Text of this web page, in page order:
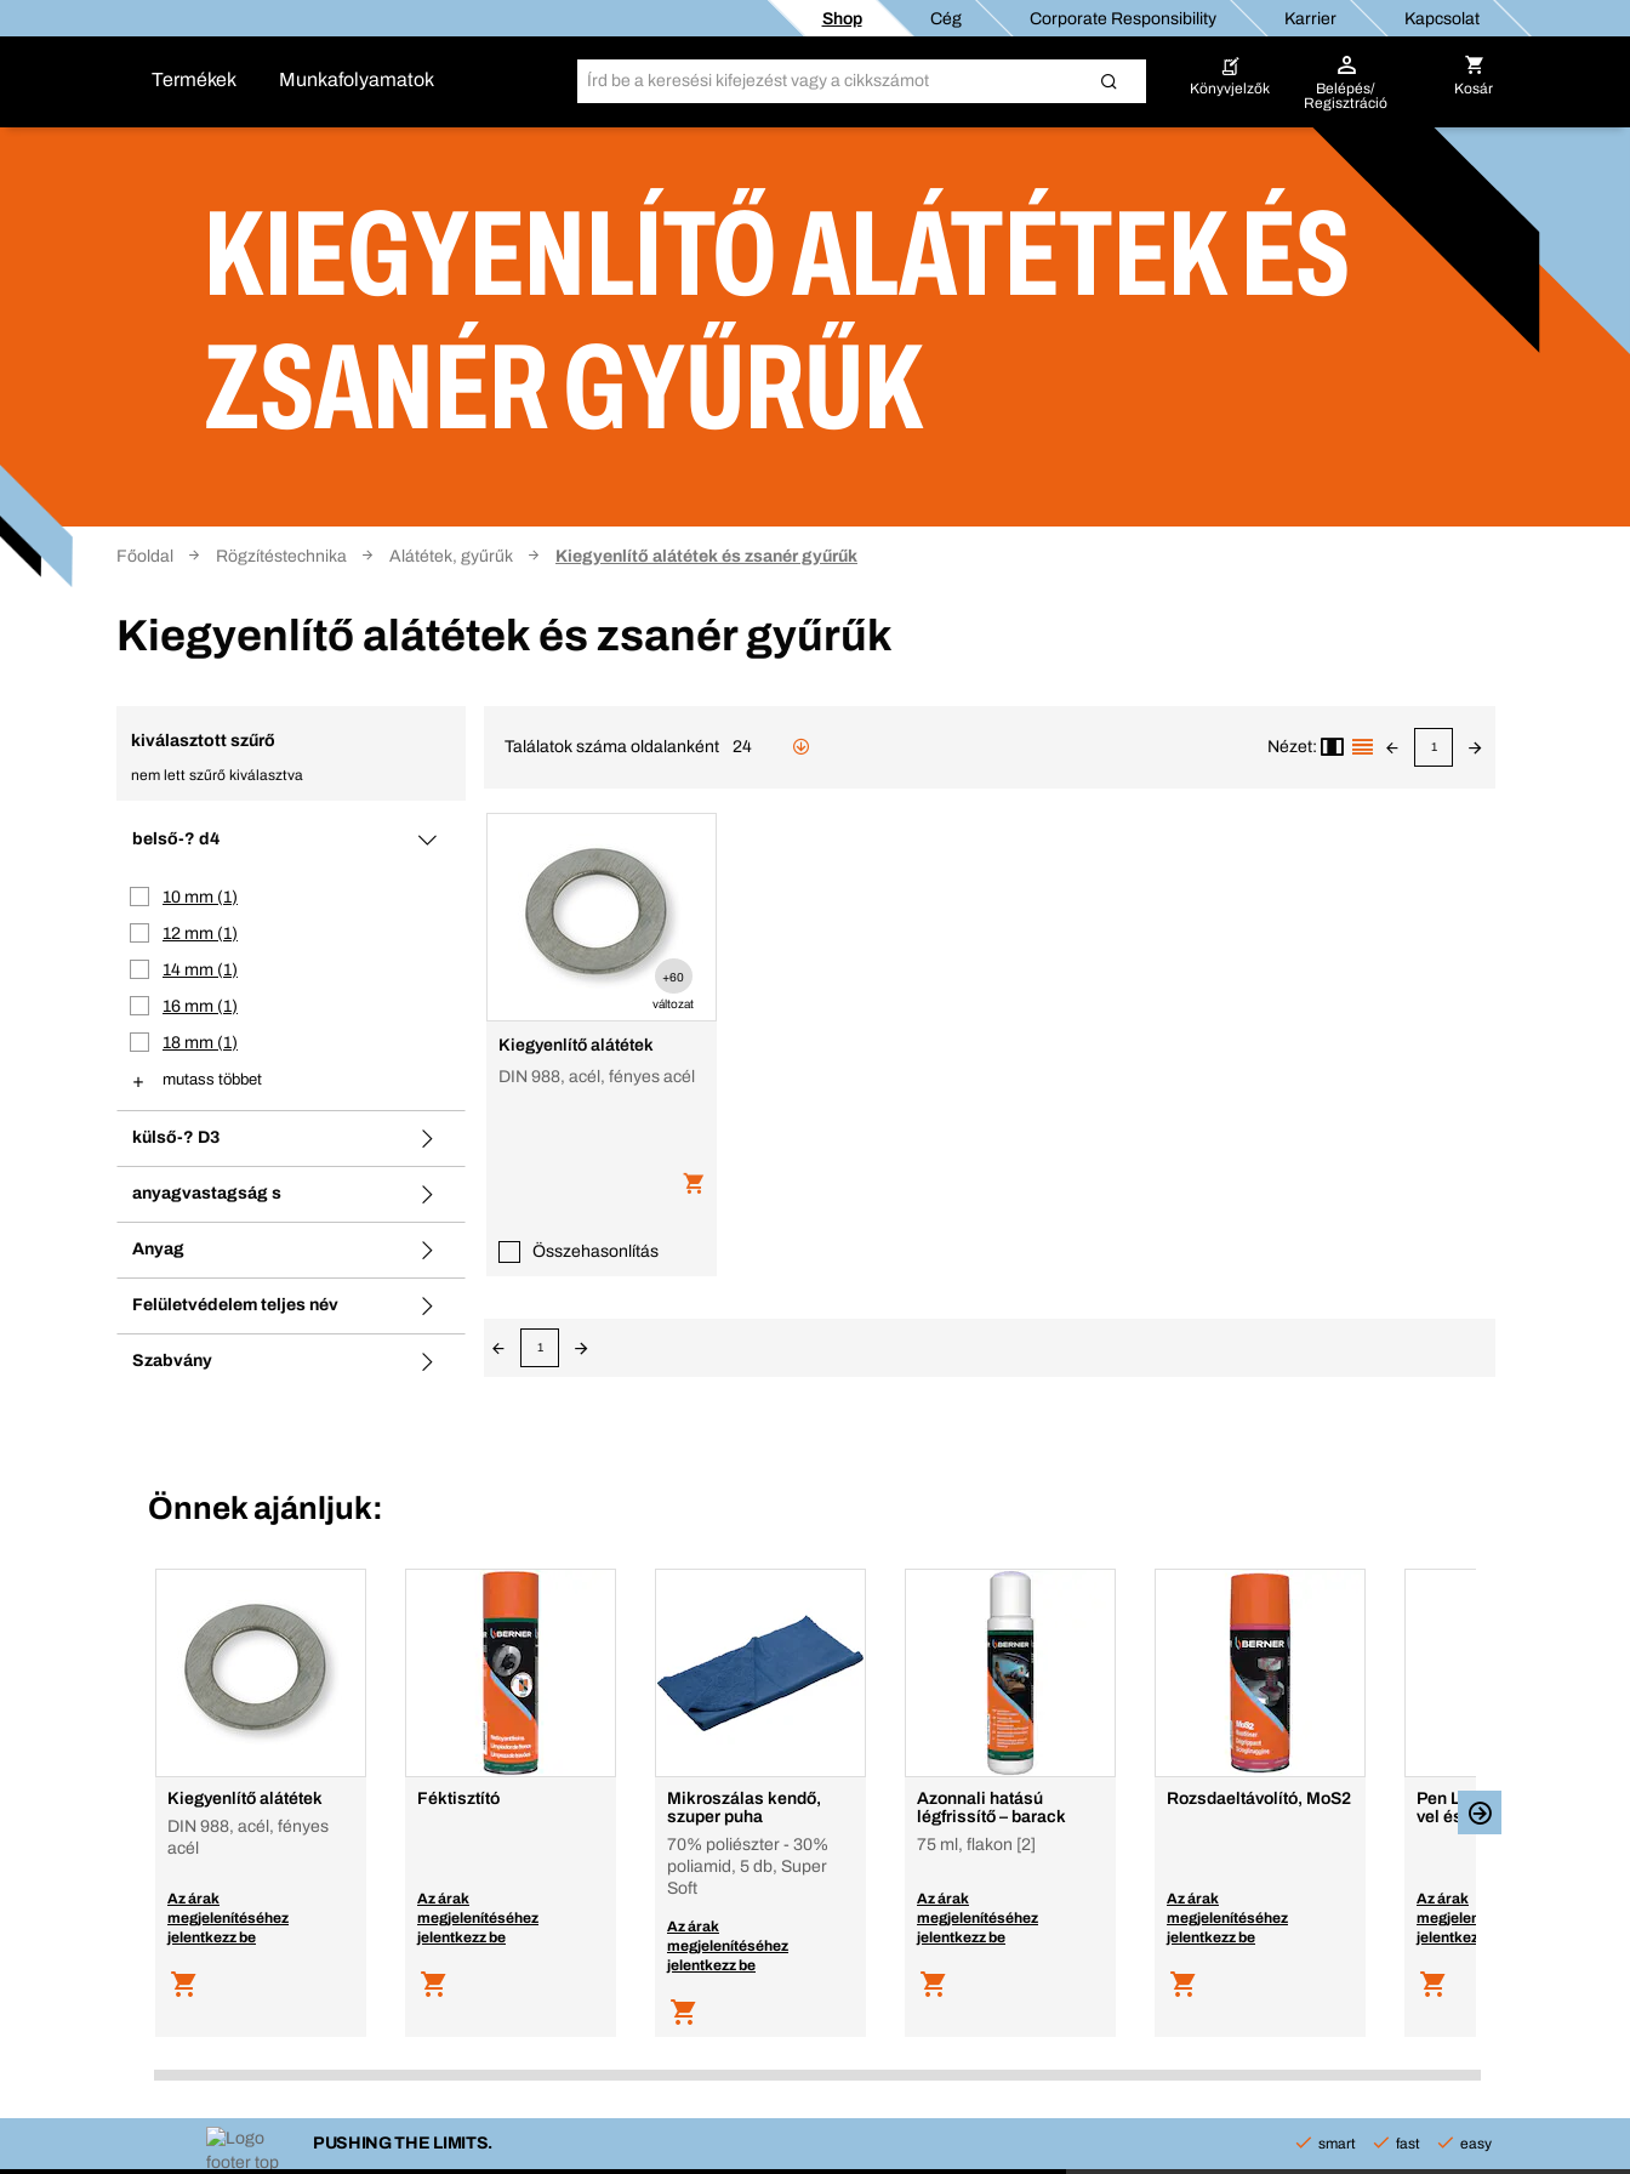
Shop Cég Corporate Responsibility Karrier Kapcsolat
Termékek Munkafolyamatok Könyvjelzők
Belépés/
Regisztráció
Kosár
KIEGYENLÍTŐ ALÁTÉTEK ÉS
ZSANÉR GYŰRŰK
Főoldal Rögzítéstechnika Alátétek, gyűrűk Kiegyenlítő alátétek és zsanér gyűrűk
Kiegyenlítő alátétek és zsanér gyűrűk
kiválasztott szűrő
nem lett szűrő kiválasztva
belső-? d4
10 mm 1
12 mm 1
14 mm 1
16 mm 1
18 mm 1
mutass többet
külső-? D3
anyagvastagság s
Anyag
Felületvédelem teljes név
Szabvány
Találatok száma oldalanként 24 Nézet: 1
+60
változat
Kiegyenlítő alátétek
DIN 988, acél, fényes acél
Összehasonlítás
1
Önnek ajánljuk:
Kiegyenlítő alátétek
DIN 988, acél, fényes
acél
Az árak
megjelenítéséhez
jelentkezz be
Féktisztító
Az árak
megjelenítéséhez
jelentkezz be
Mikroszálas kendő,
szuper puha
70% poliészter - 30%
poliamid, 5 db, Super
Soft
Az árak
megjelenítéséhez
jelentkezz be
Azonnali hatású
légfrissítő – barack
75 ml, flakon [2]
Az árak
megjelenítéséhez
jelentkezz be
Rozsdaeltávolító, MoS2
Az árak
megjelenítéséhez
jelentkezz be
Pen Light LED USB-C-
vel és mágnessel
Az árak
megjelenítéséhez
jelentkezz be
PUSHING THE LIMITS. smart fast easy